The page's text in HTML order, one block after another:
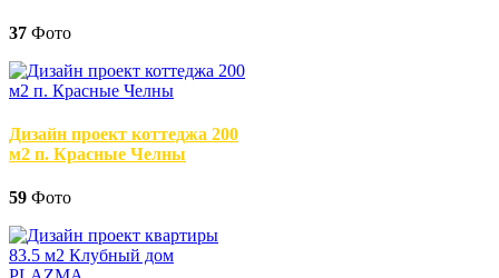
37 Фото
Дизайн проект коттеджа 200
м2 п. Красные Челны
59 Фото